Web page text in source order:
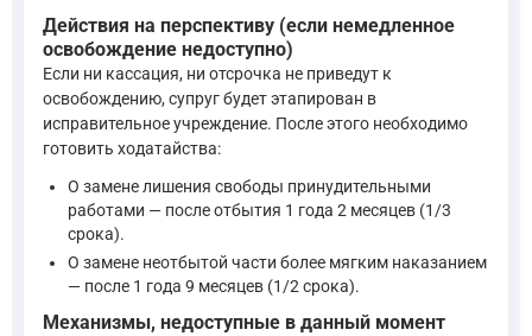
Основаниями отмены или изменения приговора,
— Уголовно-процессуальный кодекс Российской
Статья 412.10 УПК РФ устанавливает порядок и срок
— Уголовно-процессуальный кодекс Российской
Что касается изменения меры пресечения в виде
—Уголовно-процессуальный кодекс Российской
Действия на перспективу (если немедленное
освобождение недоступно)
Если ни кассация, ни отсрочка не приведут к
освобождению, супруг будет этапирован в
исправительное учреждение. После этого необходимо
готовить ходатайства:
О замене лишения свободы принудительными
работами — после отбытия 1 года 2 месяцев (1/3
срока).
О замене неотбытой части более мягким наказанием
— после 1 года 9 месяцев (1/2 срока).
Механизмы, недоступные в данный момент